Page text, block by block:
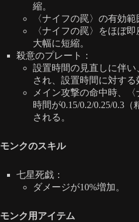
縮。
〈ナイフの罠〉の有効
〈ナイフの罠〉をほぼ
大幅に短縮。
殺意のプレート：
設置時間の見直しに伴
され、設置時間に対する
メイン攻撃の命中時、
時間が0.15/0.2/0.25/0.3
される。
モンクのスキル
七星死戯：
ダメージが10%増加。
モンク用アイテム